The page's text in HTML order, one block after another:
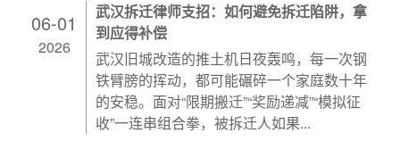
06-01
2026
武汉拆迁律师支招：如何避免拆迁陷阱，拿
到应得补偿
武汉旧城改造的推土机日夜轰鸣，每一次钢
铁臂膀的挥动，都可能碾碎一个家庭数十年
的安稳。面对“限期搬迁”“奖励递减”“模拟征
收”一连串组合拳，被拆迁人如果...